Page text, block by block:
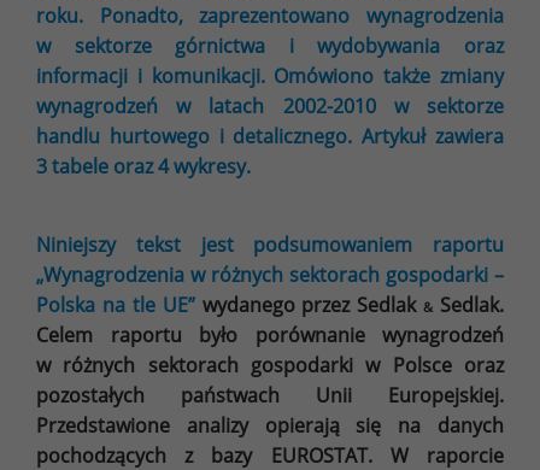
roku. Ponadto, zaprezentowano wynagrodzenia
w sektorze górnictwa i wydobywania oraz
informacji i komunikacji. Omówiono także zmiany
wynagrodzeń w latach 2002-2010 w sektorze
handlu hurtowego i detalicznego. Artykuł zawiera
3 tabele oraz 4 wykresy.
Niniejszy tekst jest podsumowaniem raportu
„Wynagrodzenia w różnych sektorach gospodarki –
Polska na tle UE”wydanego przez Sedlak&Sedlak.
Celem raportu było porównanie wynagrodzeń
w różnych sektorach gospodarki w Polsce oraz
pozostałych państwach Unii Europejskiej.
Przedstawione analizy opierają się na danych
pochodzących z bazy EUROSTAT. W raporcie